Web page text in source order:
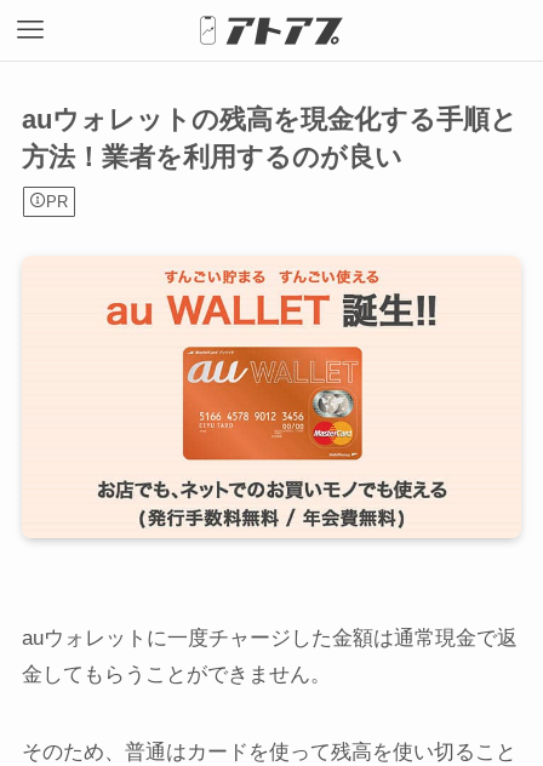
auウォレットの残高を現金化する手順と
方法！業者を利用するのが良い
PR
auウォレットに一度チャージした金額は通常現金で返
金してもらうことができません。
そのため、普通はカードを使って残高を使い切ること